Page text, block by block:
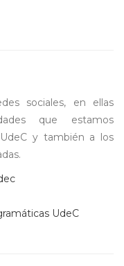
sociales, en ellas
que estamos
y también a los
UdeC